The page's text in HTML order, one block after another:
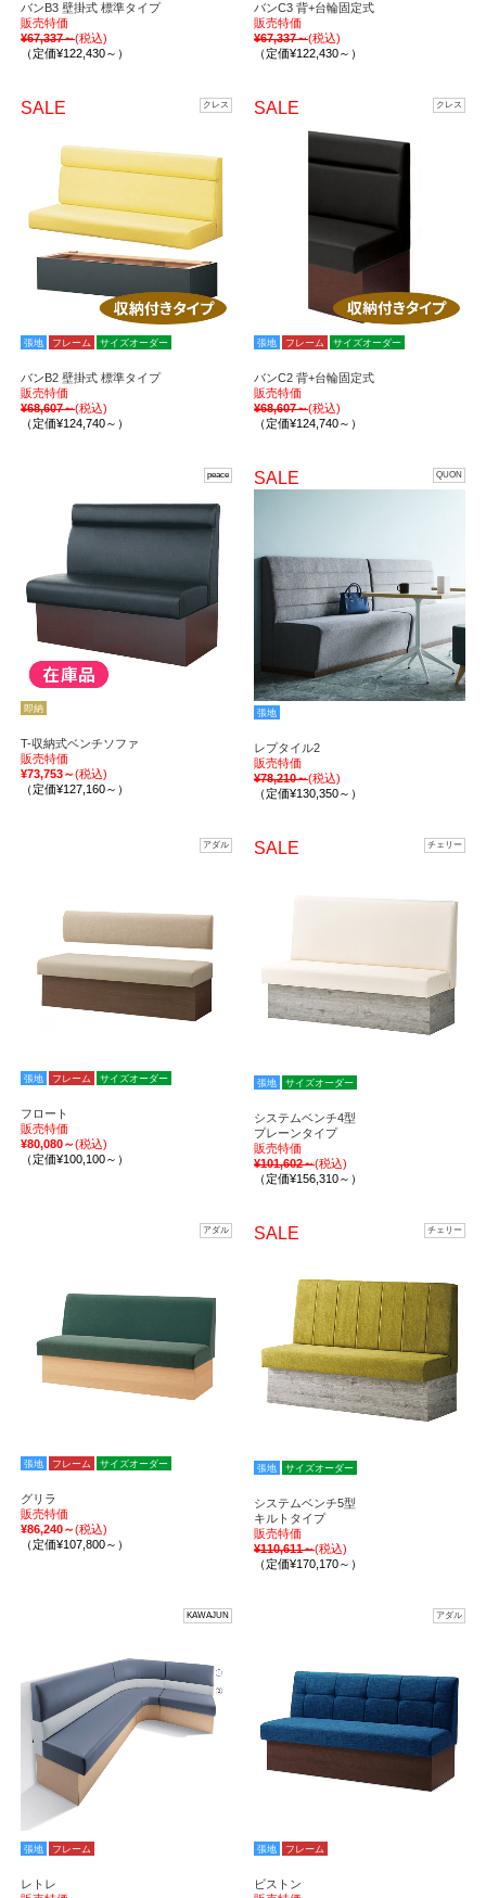
バンB3 壁掛式 標準タイプ
販売特価
¥67,337～(税込)
（定価¥122,430～）
バンC3 背+台輪固定式
販売特価
¥67,337～(税込)
（定価¥122,430～）
SALE クレス
張地 フレーム サイズオーダー
バンB2 壁掛式 標準タイプ
販売特価
¥68,607～(税込)
（定価¥124,740～）
SALE クレス
張地 フレーム サイズオーダー
バンC2 背+台輪固定式
販売特価
¥68,607～(税込)
（定価¥124,740～）
peace
即納
T-収納式ベンチソファ
販売特価
¥73,753～(税込)
（定価¥127,160～）
SALE QUON
張地
レプタイル2
販売特価
¥78,210～(税込)
（定価¥130,350～）
アダル
張地 フレーム サイズオーダー
フロート
販売特価
¥80,080～(税込)
（定価¥100,100～）
SALE チェリー
張地 サイズオーダー
システムベンチ4型
プレーンタイプ
販売特価
¥101,602～(税込)
（定価¥156,310～）
アダル
張地 フレーム サイズオーダー
グリラ
販売特価
¥86,240～(税込)
（定価¥107,800～）
SALE チェリー
張地 サイズオーダー
システムベンチ5型
キルトタイプ
販売特価
¥110,611～(税込)
（定価¥170,170～）
KAWAJUN
張地 フレーム
レトレ
アダル
張地 フレーム
ビストン